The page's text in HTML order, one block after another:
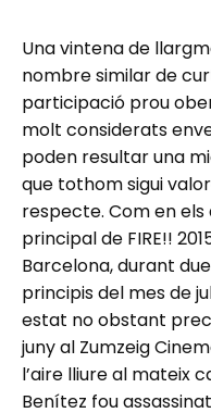
Una vintena de
nombre similar de
participació prou
molt considerats
poden resultar una
que tothom sigui
respecte. Com en els
principal de FIRE!!
Barcelona, durant
principis del mes de
estat no obstant
juny al Zumzeig
l’aire lliure al mateix
Benítez fou